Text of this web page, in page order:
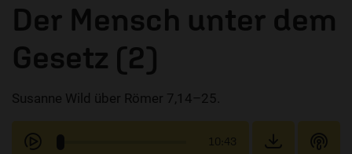
AUDIOTHEK
PROGRAMM
MITMACHEN
Der Mensch unter dem
Gesetz (2)
Susanne Wild über Römer 7,14–25.
10:43